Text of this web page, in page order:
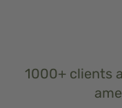
1000+ clients